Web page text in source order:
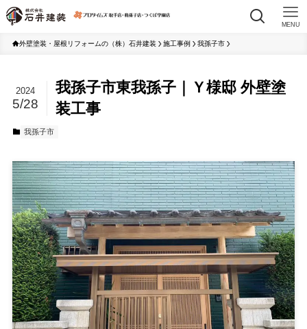
MENU
外壁塗装・屋根リフォームの（株）石井建装 施工事例 我孫子市
我孫子市東我孫子｜Ｙ様邸 外壁塗
装工事
2024
5/28
我孫子市